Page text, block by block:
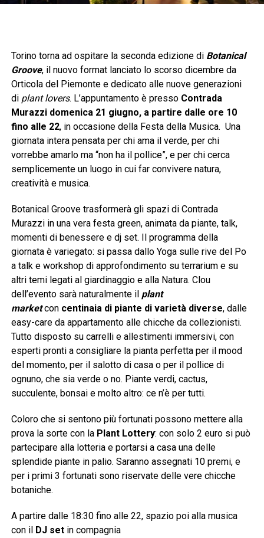
Torino torna ad ospitare la seconda edizione di Botanical
Groove, il nuovo format lanciato lo scorso dicembre da
Orticola del Piemonte e dedicato alle nuove generazioni
di plant lovers. L’appuntamento è presso Contrada
Murazzi domenica 21 giugno, a partire dalle ore 10
fino alle 22, in occasione della Festa della Musica. Una
giornata intera pensata per chi ama il verde, per chi
vorrebbe amarlo ma “non ha il pollice”, e per chi cerca
semplicemente un luogo in cui far convivere natura,
creatività e musica.
Botanical Groove trasformerà gli spazi di Contrada
Murazzi in una vera festa green, animata da piante, talk,
momenti di benessere e dj set. Il programma della
giornata è variegato: si passa dallo Yoga sulle rive del Po
a talk e workshop di approfondimento su terrarium e su
altri temi legati al giardinaggio e alla Natura. Clou
dell’evento sarà naturalmente il plant
marketcon centinaia di piante di varietà diverse, dalle
easy-care da appartamento alle chicche da collezionisti.
Tutto disposto su carrelli e allestimenti immersivi, con
esperti pronti a consigliare la pianta perfetta per il mood
del momento, per il salotto di casa o per il pollice di
ognuno, che sia verde o no. Piante verdi, cactus,
succulente, bonsai e molto altro: ce n’è per tutti.
Coloro che si sentono più fortunati possono mettere alla
prova la sorte con laPlant Lottery: con solo 2 euro si può
partecipare alla lotteria e portarsi a casa una delle
splendide piante in palio. Saranno assegnati 10 premi, e
per i primi 3 fortunati sono riservate delle vere chicche
botaniche.
A partire dalle 18:30 fino alle 22, spazio poi alla musica
con il DJ setin compagnia